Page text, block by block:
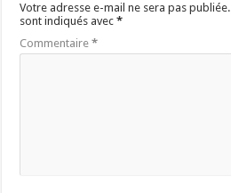
Votre adresse e-mail ne sera pas publiée.
sont indiqués avec*
Commentaire*